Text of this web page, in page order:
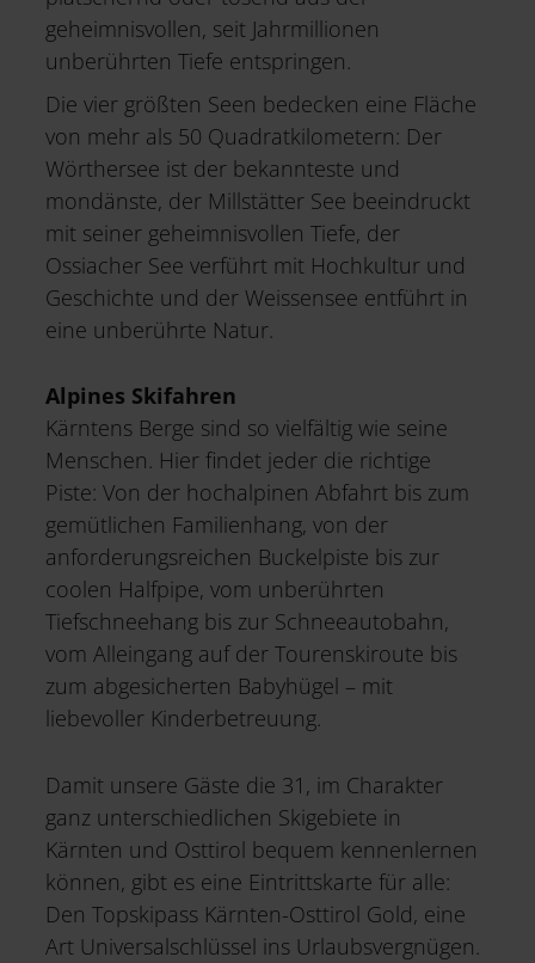
geheimnisvollen, seit Jahrmillionen
unberührten Tiefe entspringen.
Die vier größten Seen bedecken eine Fläche
von mehr als 50 Quadratkilometern: Der
Wörthersee ist der bekannteste und
mondänste, der Millstätter See beeindruckt
mit seiner geheimnisvollen Tiefe, der
Ossiacher See verführt mit Hochkultur und
Geschichte und der Weissensee entführt in
eine unberührte Natur.
Alpines Skifahren
Kärntens Berge sind so vielfältig wie seine
Menschen. Hier findet jeder die richtige
Piste: Von der hochalpinen Abfahrt bis zum
gemütlichen Familienhang, von der
anforderungsreichen Buckelpiste bis zur
coolen Halfpipe, vom unberührten
Tiefschneehang bis zur Schneeautobahn,
vom Alleingang auf der Tourenskiroute bis
zum abgesicherten Babyhügel – mit
liebevoller Kinderbetreuung.
Damit unsere Gäste die 31, im Charakter
ganz unterschiedlichen Skigebiete in
Kärnten und Osttirol bequem kennenlernen
können, gibt es eine Eintrittskarte für alle:
Den Topskipass Kärnten-Osttirol Gold, eine
Art Universalschlüssel ins Urlaubsvergnügen.